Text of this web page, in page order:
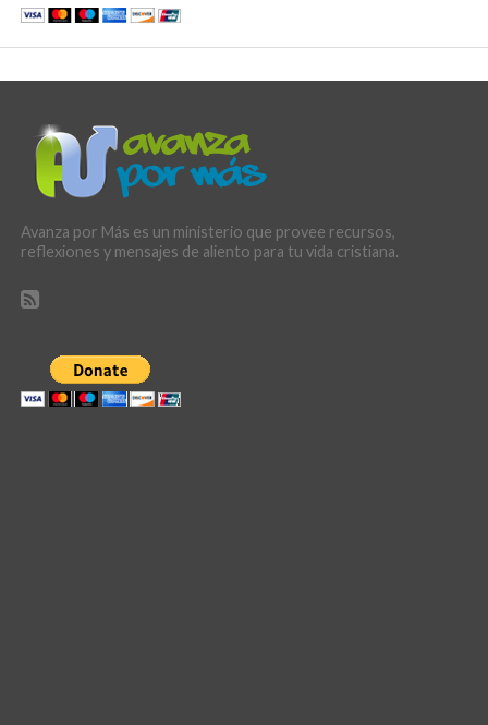
Avanza por Más es un ministerio que provee recursos,
reflexiones y mensajes de aliento para tu vida cristiana.